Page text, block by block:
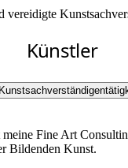
vereidigte
Künstler
Fine Art
Bildenden Kunst.